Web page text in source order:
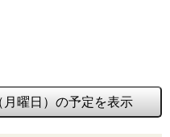
曜日）の予定を表示